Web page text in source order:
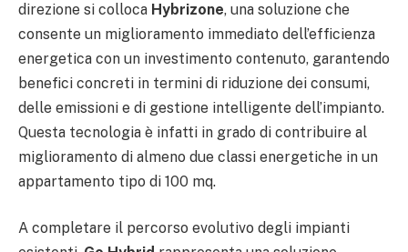
direzione si colloca Hybrizone, una soluzione che
consente un miglioramento immediato dell’efficienza
energetica con un investimento contenuto, garantendo
benefici concreti in termini di riduzione dei consumi,
delle emissioni e di gestione intelligente dell’impianto.
Questa tecnologia è infatti in grado di contribuire al
miglioramento di almeno due classi energetiche in un
appartamento tipo di 100 mq.
A completare il percorso evolutivo degli impianti